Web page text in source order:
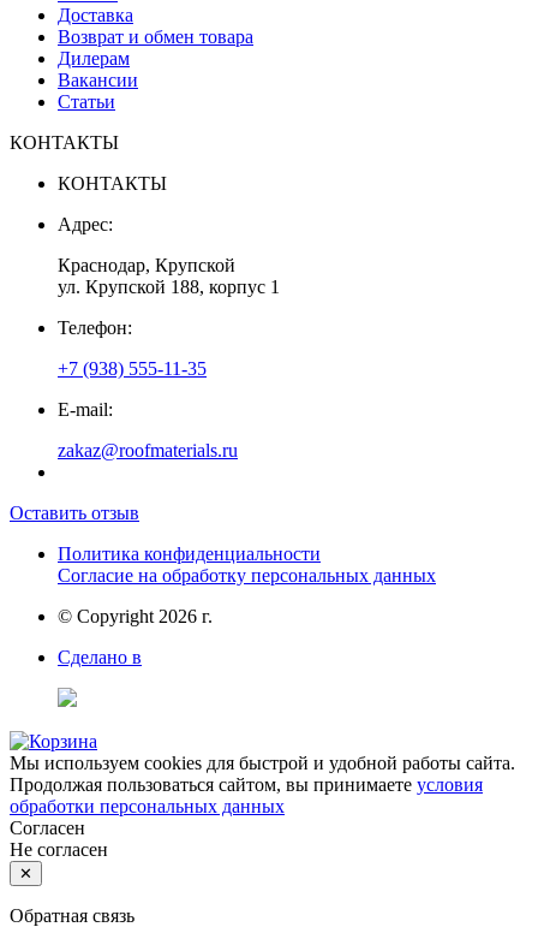
Доставка
Возврат и обмен товара
Дилерам
Вакансии
Статьи
КОНТАКТЫ
КОНТАКТЫ
Адрес:
Краснодар, Крупской
ул. Крупской 188, корпус 1
Телефон:
+7 (938) 555-11-35
E-mail:
zakaz@roofmaterials.ru
Оставить отзыв
Политика конфиденциальности
Cогласие на обработку персональных данных
© Copyright 2026 г.
Сделано в
Мы используем cookies для быстрой и удобной работы сайта.
Продолжая пользоваться сайтом, вы принимаете условия
обработки персональных данных
Согласен
Не согласен
✕
Обратная связь